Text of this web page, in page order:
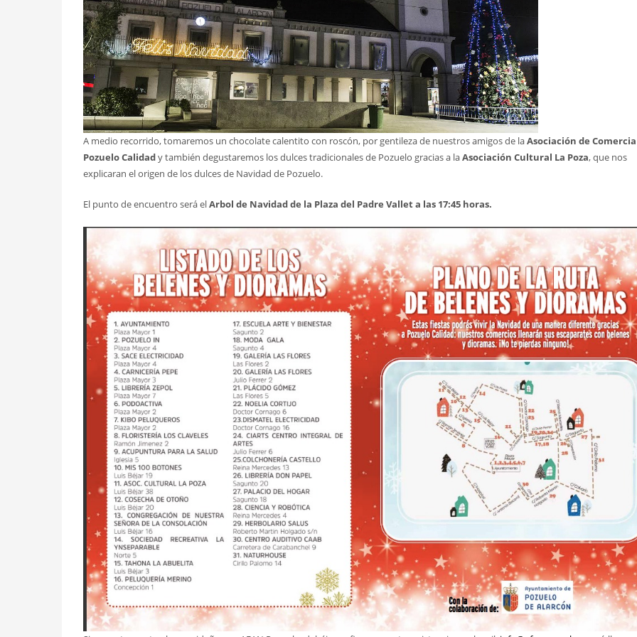
A medio recorrido, tomaremos un chocolate calentito con roscón, por gentileza de nuestros amigos de laAsociación de
Pozuelo Calidady también degustaremos los dulces tradicionales de Pozuelo gracias a laAsociación Cultural La Poza, que nos
explicaran el origen de los dulces de Navidad de Pozuelo.
El punto de encuentro será elArbol de Navidad de la Plaza del Padre Vallet a las 17:45 horas.